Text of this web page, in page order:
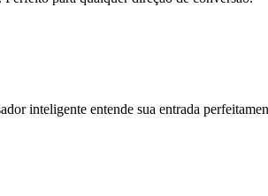
inteligente entende sua entrada